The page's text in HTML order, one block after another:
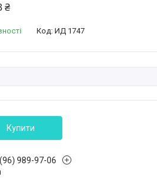
₴
Код: ИД 1747
Купити
989-97-06